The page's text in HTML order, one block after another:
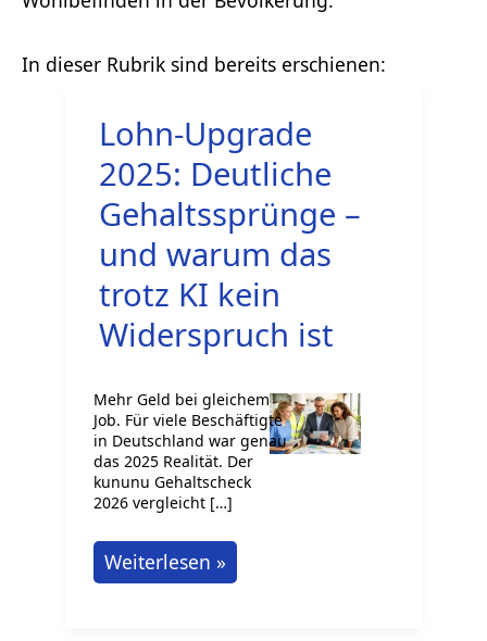
Lohn-Upgrade
2025: Deutliche
Gehaltssprünge –
und warum das
trotz KI kein
Widerspruch ist
Mehr Geld bei gleichem
Job. Für viele Beschäftigte
in Deutschland war genau
das 2025 Realität. Der
kununu Gehaltscheck
2026 vergleicht […]
Lohn-
Upgrade
Weiterlesen »